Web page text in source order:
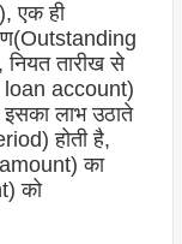
एक ही
तारीख से
loan account)
लाभ उठाते
होती है,
का
को